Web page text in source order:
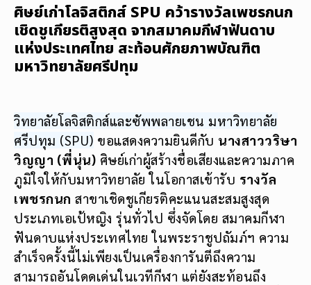
ศิษย์เก่าโลจิสติกส์ SPU คว้ารางวัลเพชรกนก
เชิดชูเกียรติสูงสุด จากสมาคมกีฬาฟันดาบ
แห่งประเทศไทย สะท้อนศักยภาพบัณฑิต
มหาวิทยาลัยศรีปทุม
วิทยาลัยโลจิสติกส์และซัพพลายเชน มหาวิทยาลัย
ศรีปทุม (SPU) ขอแสดงความยินดีกับ นางสาววริษา
วิญญา (พี่นุ่น) ศิษย์เก่าผู้สร้างชื่อเสียงและความภาค
ภูมิใจให้กับมหาวิทยาลัย ในโอกาสเข้ารับ รางวัล
เพชรกนก สาขาเชิดชูเกียรติคะแนนสะสมสูงสุด
ประเภทเอเป้หญิง รุ่นทั่วไป ซึ่งจัดโดย สมาคมกีฬา
ฟันดาบแห่งประเทศไทย ในพระราชูปถัมภ์ฯ ความ
สำเร็จครั้งนี้ไม่เพียงเป็นเครื่องการันตีถึงความ
สามารถอันโดดเด่นในเวทีกีฬา แต่ยังสะท้อนถึง